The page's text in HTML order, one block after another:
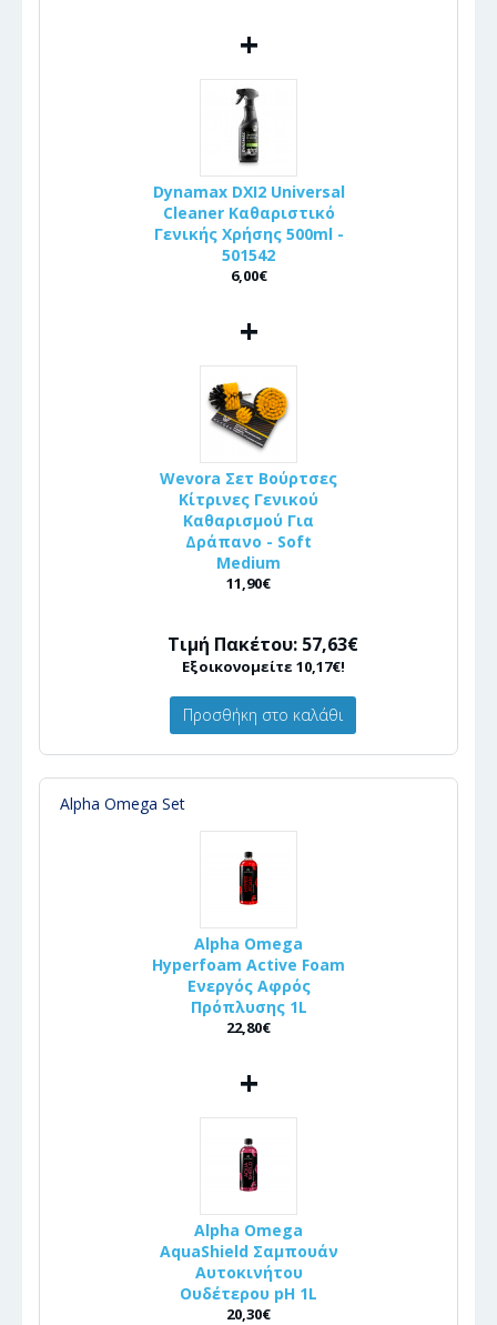
+
Dynamax DXI2 Universal
Cleaner Καθαριστικό
Γενικής Χρήσης 500ml -
501542
6,00€
+
Wevora Σετ Βούρτσες
Κίτρινες Γενικού
Καθαρισμού Για
Δράπανο - Soft
Medium
11,90€
Τιμή Πακέτου: 57,63€
Εξοικονομείτε 10,17€!
Προσθήκη στο καλάθι
Alpha Omega Set
Alpha Omega
Hyperfoam Active Foam
Ενεργός Αφρός
Πρόπλυσης 1L
22,80€
+
Alpha Omega
AquaShield Σαμπουάν
Αυτοκινήτου
Ουδέτερου pH 1L
20,30€